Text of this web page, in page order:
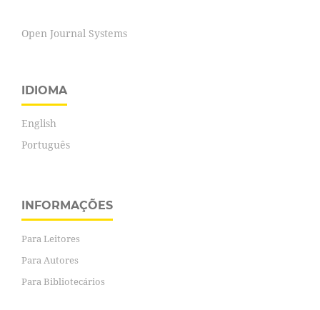
Open Journal Systems
IDIOMA
English
Português
INFORMAÇÕES
Para Leitores
Para Autores
Para Bibliotecários